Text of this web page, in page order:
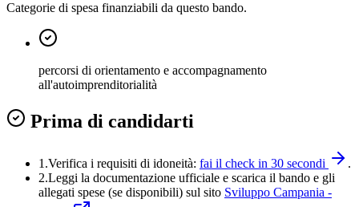
Categorie di spesa finanziabili da questo bando.
percorsi di orientamento e accompagnamento
all'autoimprenditorialità
Prima di candidarti
1.Verifica i requisiti di idoneità: fai il check in 30 secondi
.
2.Leggi la documentazione ufficiale e scarica il bando e gli
allegati spese (se disponibili) sul sito Sviluppo Campania -